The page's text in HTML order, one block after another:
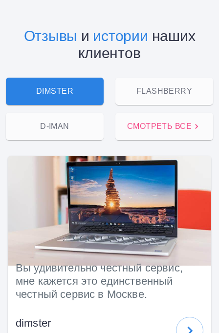
Отзывы и истории наших
клиентов
Вы удивительно честный сервис,
мне кажется это единственный
честный сервис в Москве.
dimster
DIMSTER FLASHBERRY
D-IMAN СМОТРЕТЬ ВСЕ